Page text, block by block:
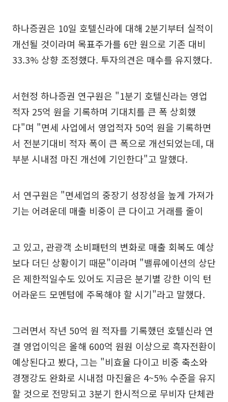
하나증권은 10일 호텔신라에 대해 2분기부터 실적이
개선될 것이라며 목표주가를 6만 원으로 기존 대비
33.3% 상향 조정했다. 투자의견은 매수를 유지했다.
서현정 하나증권 연구원은 "1분기 호텔신라는 영업
적자 25억 원을 기록하며 기대치를 큰 폭 상회했
다"며 "면세 사업에서 영업적자 50억 원을 기록하면
서 전분기대비 적자 폭이 큰 폭으로 개선되었는데, 대
부분 시내점 마진 개선에 기인한다"고 말했다.
서 연구원은 "면세업의 중장기 성장성을 높게 가져가
기는 어려운데 매출 비중이 큰 다이고 거래를 줄이
고 있고, 관광객 소비패턴의 변화로 매출 회복도 예상
보다 더딘 상황이기 때문"이라며 "밸류에이션의 상단
은 제한적일수도 있어도 지금은 분기별 강한 이익 턴
어라운드 모멘텀에 주목해야 할 시기"라고 말했다.
그러면서 작년 50억 원 적자를 기록했던 호텔신라 연
결 영업이익은 올해 600억 원원 이상으로 흑자전환이
예상된다고 봤다, 그는 "비효율 다이고 비중 축소와
경쟁강도 완화로 시내점 마진율은 4~5% 수준을 유지
할 것으로 전망되고 3분기 한시적으로 무비자 단체관